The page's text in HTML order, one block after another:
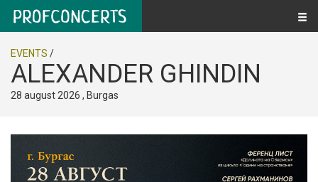
EVENTS /
ALEXANDER GHINDIN
28 august 2026 , Burgas